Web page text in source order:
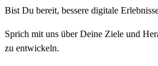
Bist Du bereit, bessere digitale
Sprich mit uns über Deine Ziele und
zu entwickeln.